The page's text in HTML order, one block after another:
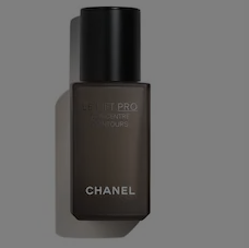
et la lecture de ces
mes choix" ci-
Cookies, pour les
refuser tous les cookies,
obtenir plus